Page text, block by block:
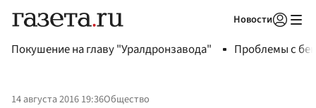
Новости
Покушение на главу "Уралдронзавода" Проблемы с
14 августа 2016 19:36Общество